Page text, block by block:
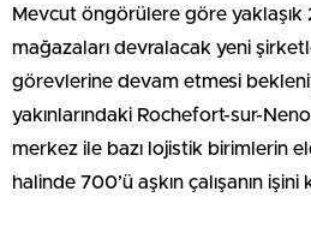
Mevcut öngörülere göre yaklaşık
mağazaları devralacak yeni
görevlerine devam etmesi
yakınlarındaki Rochefort-sur-
merkez ile bazı lojistik birimlerin
halinde 700’ü aşkın çalışanın